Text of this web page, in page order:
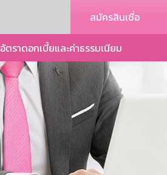
สมัครสินเชื่อ
อัตราดอกเบี้ยและค่าธรรมเนียม